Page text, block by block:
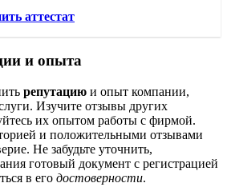
аттестат
и опыта
репутацию и опыт компании,
Изучите отзывы других
их опытом работы с фирмой.
и положительными отзывами
Не забудьте уточнить,
готовый документ с регистрацией
в его достоверности.